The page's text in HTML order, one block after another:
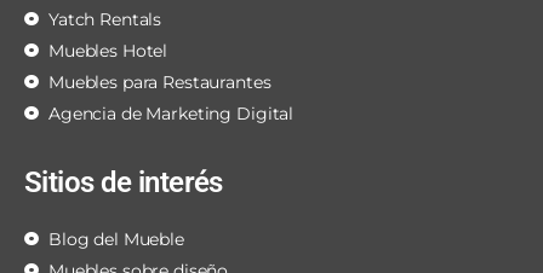
Yatch Rentals
Muebles Hotel
Muebles para Restaurantes
Agencia de Marketing Digital
Sitios de interés
Blog del Mueble